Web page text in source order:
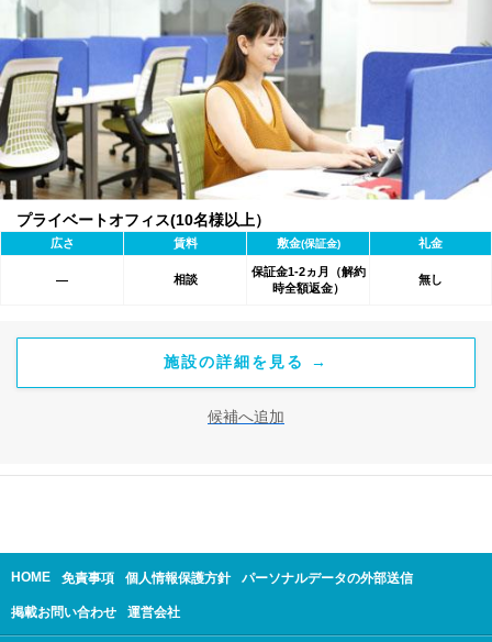
プライベートオフィス(10名様以上）
広さ 賃料 敷金(保証金) 礼金
― 相談
保証金1-2ヵ月（解約
時全額返金）
無し
施設の詳細を見る →
候補へ追加
HOME 免責事項 個人情報保護方針 パーソナルデータの外部送信
掲載お問い合わせ 運営会社